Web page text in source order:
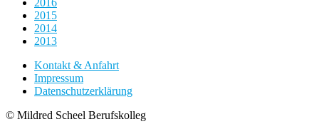
2015
2014
2013
Kontakt & Anfahrt
Impressum
Datenschutzerklärung
© Mildred Scheel Berufskolleg